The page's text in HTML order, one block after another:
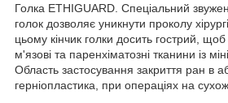
Голка ETHIGUARD. Спеціальний
голок дозволяє уникнути проколу
цьому кінчик голки досить гострий,
м'язові та паренхіматозні тканини із
Область застосування закриття ран в
герніопластика, при операціях на